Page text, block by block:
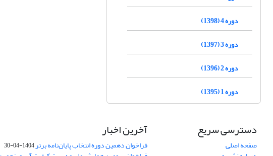
دوره 4 (1398)
دوره 3 (1397)
دوره 2 (1396)
دوره 1 (1395)
دسترسی سریع
صفحه اصلی
آخرین اخبار
فراخوان دهمین دوره انتخاب پایان‌نامه برتر1404-04-30